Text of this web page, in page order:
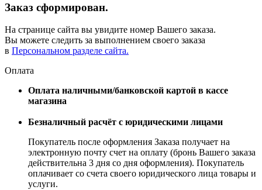
Заказ сформирован.
На странице сайта вы увидите номер Вашего заказа.
Вы можете следить за выполнением своего заказа
в Персональном разделе сайта.
Оплата
Оплата наличными/банковской картой в кассе
магазина
Безналичный расчёт с юридическими лицами
Покупатель после оформления Заказа получает на
электронную почту счет на оплату (бронь Вашего заказа
действительна 3 дня со дня оформления). Покупатель
оплачивает со счета своего юридического лица товары и
услуги.